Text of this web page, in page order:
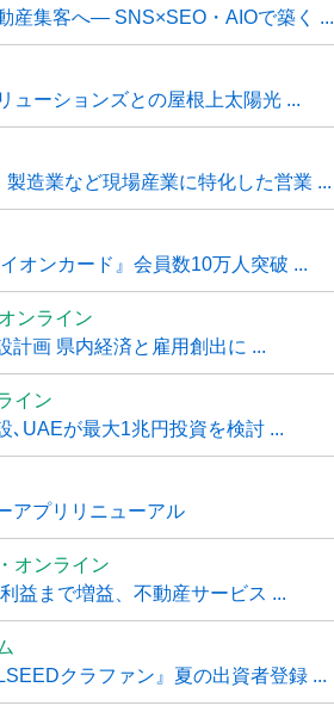
産集客へ― SNS×SEO・AIOで築く ...
ューションズとの屋根上太陽光 ...
造業など現場産業に特化した営業 ...
オンカード』会員数10万人突破 ...
ンライン
計画 県内経済と雇用創出に ...
イン
､UAEが最大1兆円投資を検討 ...
アプリリニューアル
オンライン
益まで増益、不動産サービス ...
クラファン』夏の出資者登録 ...